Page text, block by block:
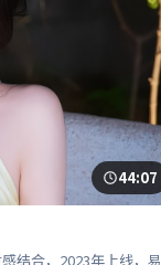
44:07
结合，2023年上线，易